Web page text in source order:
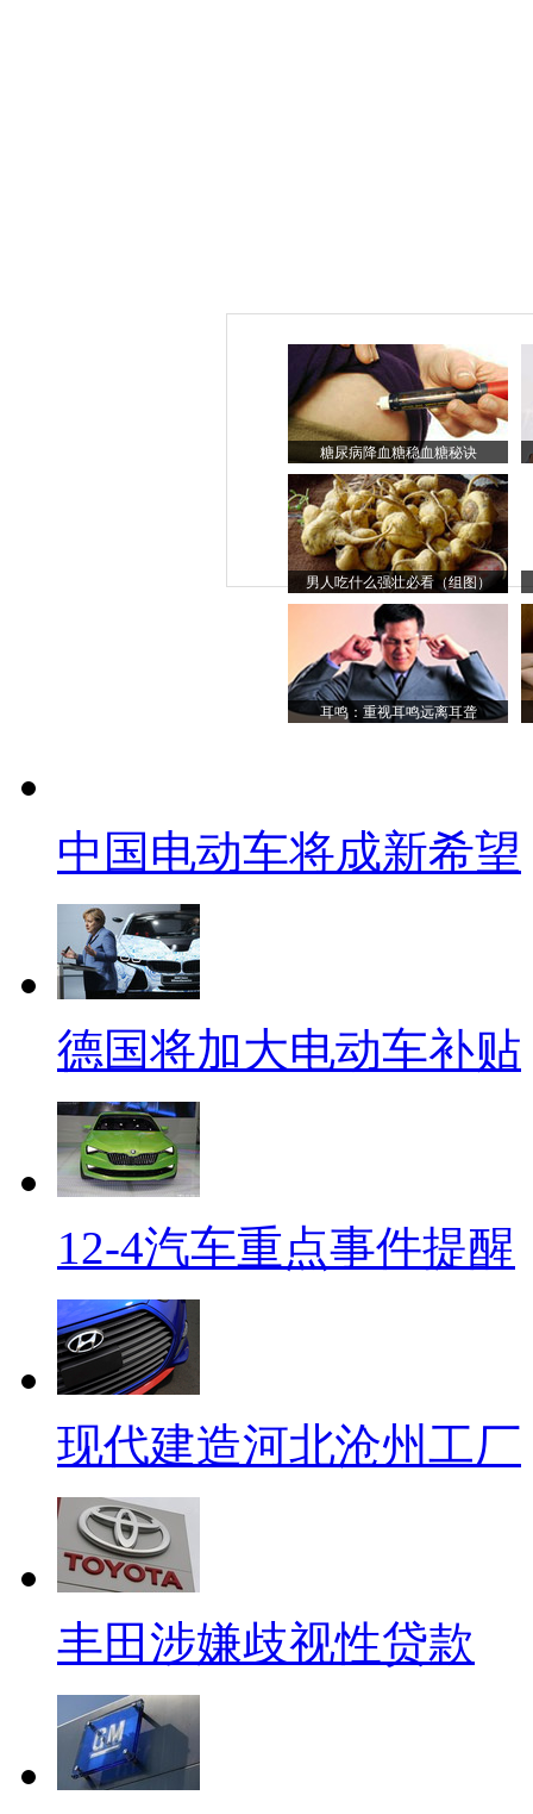
糖尿病降血糖稳血糖秘诀
男人吃什么强壮必看（组图）
耳鸣：重视耳鸣远离耳聋
中国电动车将成新希望
德国将加大电动车补贴
12-4汽车重点事件提醒
现代建造河北沧州工厂
丰田涉嫌歧视性贷款